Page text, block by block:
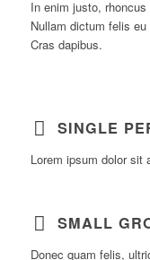
In enim justo,
Nullam dictum felis
Cras dapibus.
SINGLE
Lorem ipsum dolor sit
SMALL
Donec quam felis,